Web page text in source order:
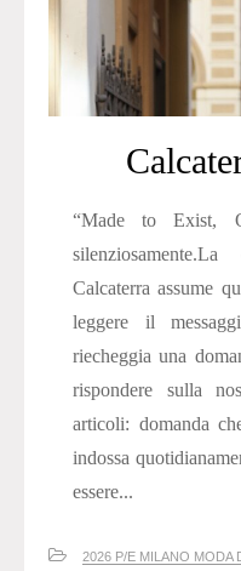
“Made to Exist,
Calcaterra assume
leggere il
riecheggia una
rispondere sulla
articoli: domanda
indossa
essere...
2026 P/E MILANO MODA